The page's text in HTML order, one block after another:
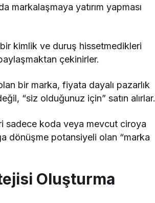
markalaşmaya yatırım yapması
kimlik ve duruş hissetmedikleri
çekinirler.
bir marka, fiyata dayalı pazarlık
“siz olduğunuz için” satın alırlar.
sadece koda veya mevcut ciroya
dönüşme potansiyeli olan “marka
Oluşturma